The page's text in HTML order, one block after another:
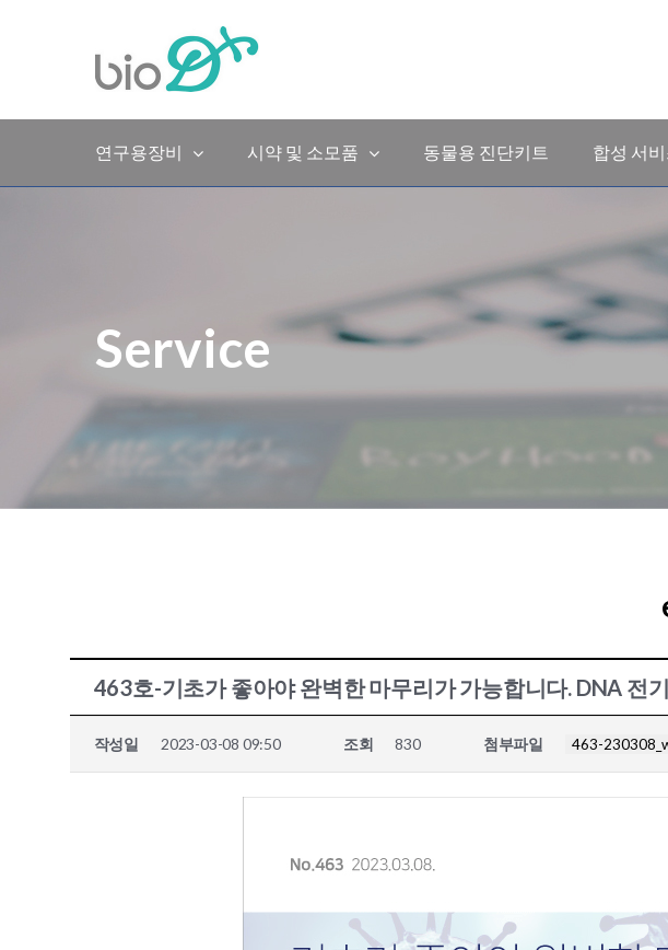
연구용장비 시약 및 소모품 동물용 진단키트 합성 서
Service
463호-기초가 좋아야 완벽한 마무리가 가능합니다. DNA 전
작성일 2023-03-08 09:50 조회 830 첨부파일 463-